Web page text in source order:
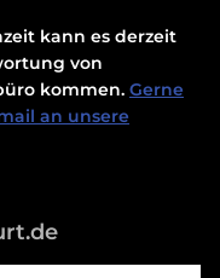
kann es derzeit
von
kommen. Gerne
an unsere